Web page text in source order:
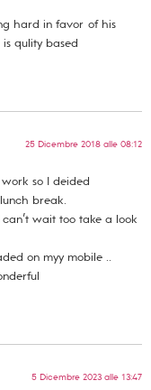
hard in favor of his
qulity based
25 Dicembre 2018 alle 08:12
so I deided
break.
wait too take a look
on myy mobile ..
5 Dicembre 2023 alle 13:47